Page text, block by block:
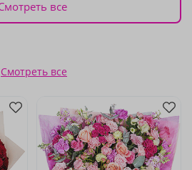
все
Смотреть все